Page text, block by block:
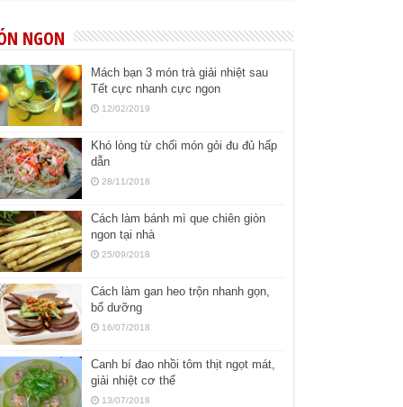
NGON
Mách bạn 3 món trà giải nhiệt sau
Tết cực nhanh cực ngon
12/02/2019
Khó lòng từ chối món gỏi đu đủ hấp
dẫn
28/11/2018
Cách làm bánh mì que chiên giòn
ngon tại nhà
25/09/2018
Cách làm gan heo trộn nhanh gọn,
bổ dưỡng
16/07/2018
Canh bí đao nhồi tôm thịt ngọt mát,
giải nhiệt cơ thể
13/07/2018